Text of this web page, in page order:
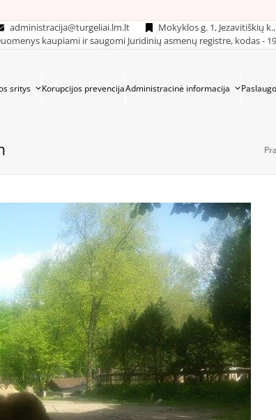
administracija@turgeliai.lm.lt
Mokyklos g. 1, Jezavitiškių
kaupiami ir saugomi Juridinių asmenų registre, kodas -
sritys Korupcijos prevencijaAdministracinė informacija